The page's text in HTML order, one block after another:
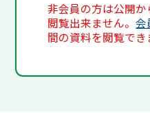
非会員の方は公開
閲覧出来ません。会
間の資料を閲覧でき